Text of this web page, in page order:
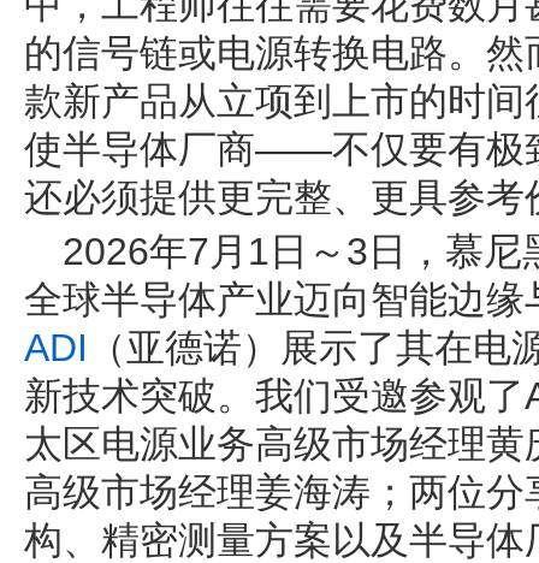
的信号链或电源转换电路。
款新产品从立项到上市的时
使半导体厂商——不仅要有极
还必须提供更完整、更具参
2026年7月1日～3日，慕
全球半导体产业迈向智能边
ADI （亚德诺）展示了其在
新技术突破。我们受邀参观
太区电源业务高级市场经理
高级市场经理姜海涛；两位
构、精密测量方案以及半导